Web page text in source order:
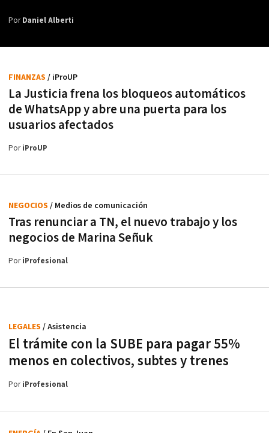
PorDaniel Alberti
La Justicia frena los bloqueos automáticos
de WhatsApp y abre una puerta para los
usuarios afectados
FINANZAS / iProUP
PoriProUP
Tras renunciar a TN, el nuevo trabajo y los
negocios de Marina Señuk
NEGOCIOS / Medios de comunicación
PoriProfesional
El trámite con la SUBE para pagar 55%
menos en colectivos, subtes y trenes
LEGALES / Asistencia
PoriProfesional